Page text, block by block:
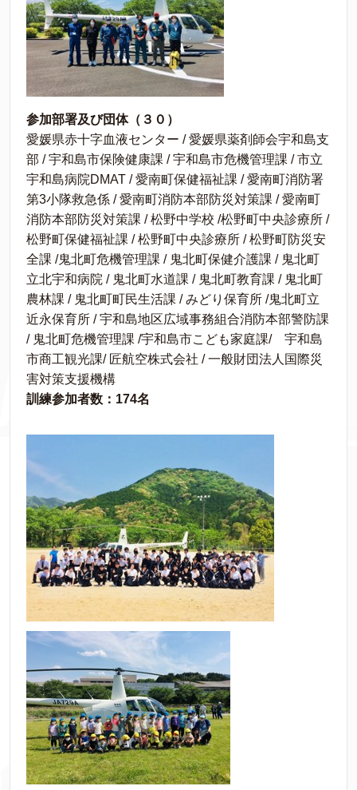
参加部署及び団体（３０）
愛媛県赤十字血液センター / 愛媛県薬剤師会宇和島支
部 / 宇和島市保険健康課 / 宇和島市危機管理課 / 市立
宇和島病院DMAT / 愛南町保健福祉課 / 愛南町消防署
第3小隊救急係 / 愛南町消防本部防災対策課 / 愛南町
消防本部防災対策課 / 松野中学校 /松野町中央診療所 /
松野町保健福祉課 / 松野町中央診療所 / 松野町防災安
全課 /鬼北町危機管理課 / 鬼北町保健介護課 / 鬼北町
立北宇和病院 / 鬼北町水道課 / 鬼北町教育課 / 鬼北町
農林課 / 鬼北町町民生活課 / みどり保育所 /鬼北町立
近永保育所 / 宇和島地区広域事務組合消防本部警防課
/ 鬼北町危機管理課 /宇和島市こども家庭課/ 宇和島
市商工観光課/ 匠航空株式会社 / 一般財団法人国際災
害対策支援機構
訓練参加者数：174名